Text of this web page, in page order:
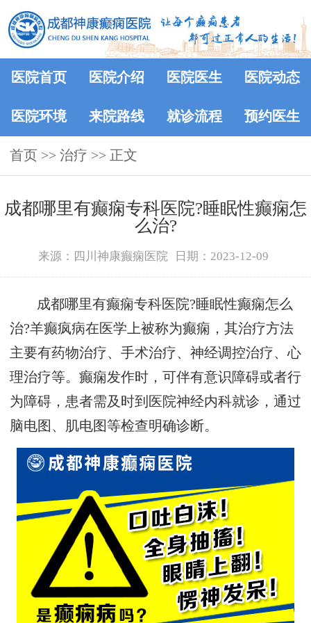
医院首页 医院介绍 医院医生 医院动态
医院环境 来院路线 就诊流程 预约医生
首页 >> 治疗 >> 正文
成都哪里有癫痫专科医院?睡眠性癫痫怎
么治?
来源：四川神康癫痫医院 日期：2023-12-09
成都哪里有癫痫专科医院?睡眠性癫痫怎么
治?羊癫疯病在医学上被称为癫痫，其治疗方法
主要有药物治疗、手术治疗、神经调控治疗、心
理治疗等。癫痫发作时，可伴有意识障碍或者行
为障碍，患者需及时到医院神经内科就诊，通过
脑电图、肌电图等检查明确诊断。